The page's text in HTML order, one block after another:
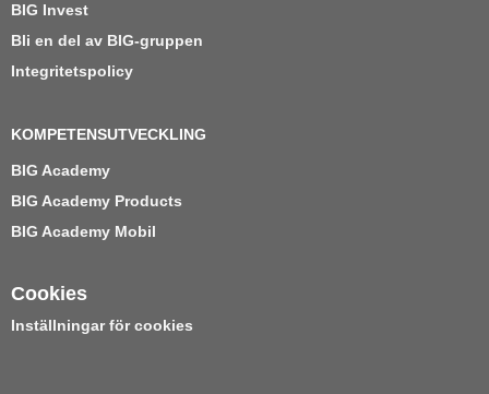
BIG Invest
Bli en del av BIG-gruppen
Integritetspolicy
KOMPETENSUTVECKLING
BIG Academy
BIG Academy Products
BIG Academy Mobil
Cookies
Inställningar för cookies